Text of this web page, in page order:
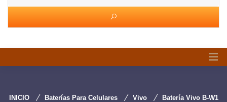
INICIO Baterías Para Celulares Vivo Batería Vivo B-W1